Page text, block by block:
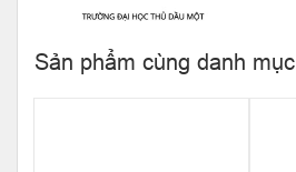
Sản phẩm cùng danh mục